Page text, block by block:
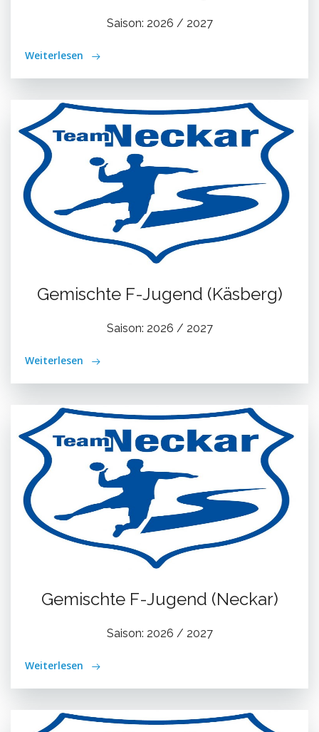
Saison: 2026 / 2027
Weiterlesen
Gemischte F-Jugend (Käsberg)
Saison: 2026 / 2027
Weiterlesen
Gemischte F-Jugend (Neckar)
Saison: 2026 / 2027
Weiterlesen